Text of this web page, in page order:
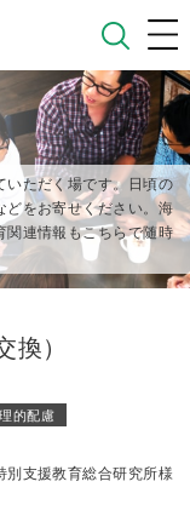
いただく場です。日頃の
どをお寄せください。海
連情報もこちらで随時
）
的配慮
支援教育総合研究所様